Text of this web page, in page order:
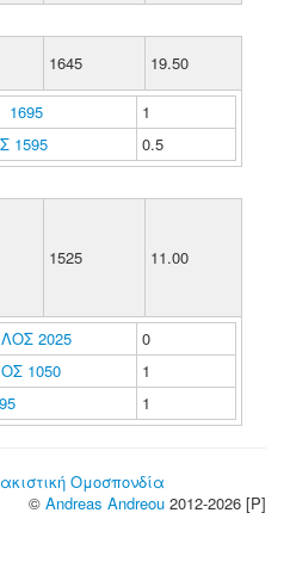
1645 19.50
1
1595
0.5
1525 11.00
2025
0
1050
1
1
Ομοσπονδία
© Andreas Andreou 2012-2026 [P]